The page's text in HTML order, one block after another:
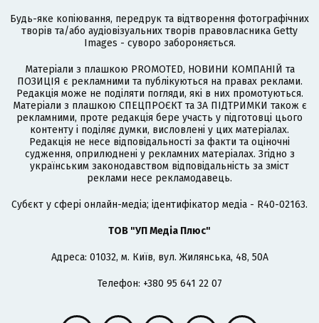
Будь-яке копіювання, передрук та відтворення фотографічних
творів та/або аудіовізуальних творів правовласника Getty
Images - суворо забороняється.
Матеріали з плашкою PROMOTED, НОВИНИ КОМПАНІЙ та
ПОЗИЦІЯ є рекламними та публікуються на правах реклами.
Редакція може не поділяти погляди, які в них промотуються.
Матеріали з плашкою СПЕЦПРОЄКТ та ЗА ПІДТРИМКИ також є
рекламними, проте редакція бере участь у підготовці цього
контенту і поділяє думки, висловлені у цих матеріалах.
Редакція не несе відповідальності за факти та оціночні
судження, оприлюднені у рекламних матеріалах. Згідно з
українським законодавством відповідальність за зміст
реклами несе рекламодавець.
Cубєкт у сфері онлайн-медіа; ідентифікатор медіа - R40-02163.
ТОВ "УП Медіа Плюс"
Адреса: 01032, м. Київ, вул. Жилянська, 48, 50А
Телефон: +380 95 641 22 07